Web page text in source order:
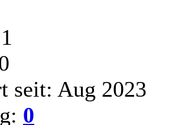
seit: Aug 2023
0